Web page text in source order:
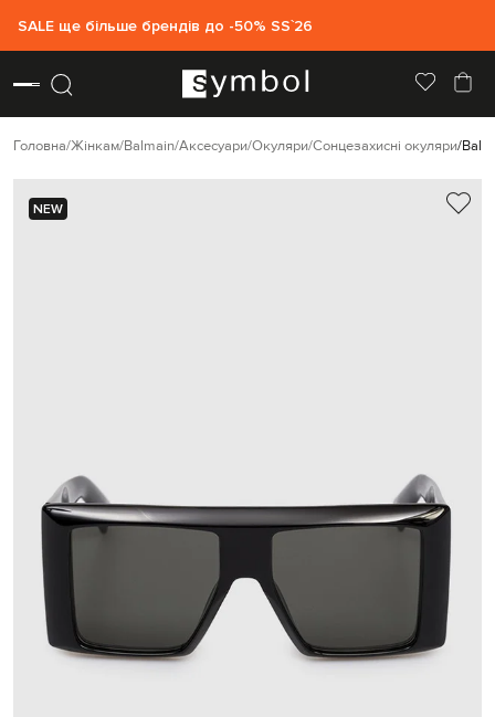
SALE ще більше брендів до -50% SS`26
Головна Жінкам Balmain Аксесуари Окуляри Сонцезахисні окуляри
NEW